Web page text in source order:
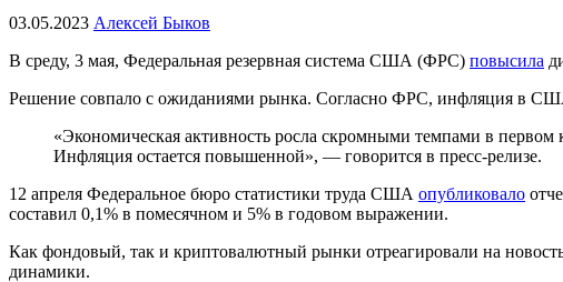
03.05.2023 Алексей Быков
В среду, 3 мая, Федеральная резервная система США (ФРС) повысила
Решение совпало с ожиданиями рынка. Согласно ФРС, инфляция в
«Экономическая активность росла скромными темпами в
Инфляция остается повышенной», — говорится в пресс-релизе.
12 апреля Федеральное бюро статистики труда США опубликовало
составил 0,1% в помесячном и 5% в годовом выражении.
Как фондовый, так и криптовалютный рынки отреагировали на
динамики.